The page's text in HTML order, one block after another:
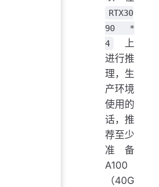
RTX30
90 *
4
上
进行推
理，生
产环境
使用的
话，推
荐至少
准备
A100
（40G